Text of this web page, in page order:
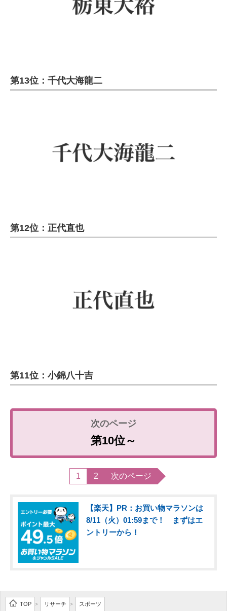
第13位：千代大海龍二
第12位：正代直也
第11位：小錦八十吉
第10位～
1 2 次のページ
【楽天】PR：お買い物マラソンは
8/11（火）01:59まで！ まずはエ
ントリーから！
TOP > リサーチ > スポーツ